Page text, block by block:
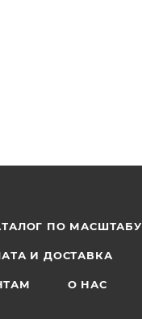
ПО МАСШТАБУ
И ДОСТАВКА
О НАС